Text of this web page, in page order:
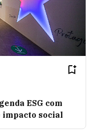
ESG com
impacto social